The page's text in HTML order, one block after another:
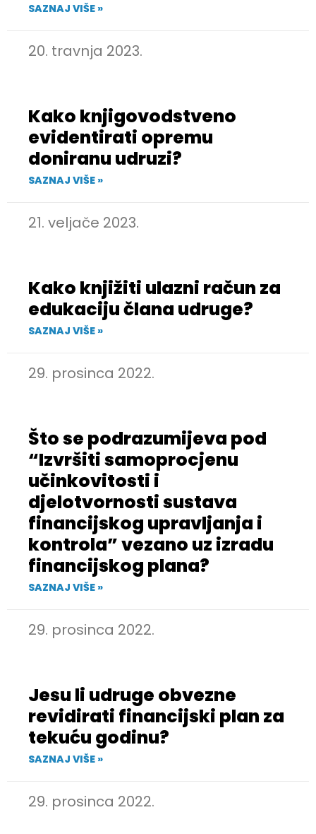
SAZNAJ VIŠE »
20. travnja 2023.
Kako knjigovodstveno
evidentirati opremu
doniranu udruzi?
SAZNAJ VIŠE »
21. veljače 2023.
Kako knjižiti ulazni račun za
edukaciju člana udruge?
SAZNAJ VIŠE »
29. prosinca 2022.
Što se podrazumijeva pod
“Izvršiti samoprocjenu
učinkovitosti i
djelotvornosti sustava
financijskog upravljanja i
kontrola” vezano uz izradu
financijskog plana?
SAZNAJ VIŠE »
29. prosinca 2022.
Jesu li udruge obvezne
revidirati financijski plan za
tekuću godinu?
SAZNAJ VIŠE »
29. prosinca 2022.